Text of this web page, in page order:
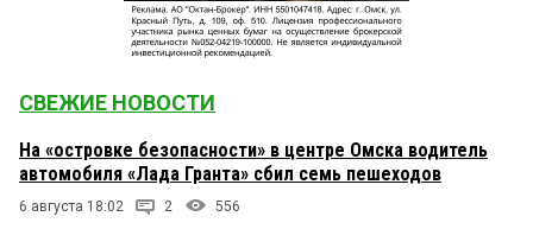
СВЕЖИЕ НОВОСТИ
На «островке безопасности» в центре Омска водитель
автомобиля «Лада Гранта» сбил семь пешеходов
6 августа 18:02 2 556